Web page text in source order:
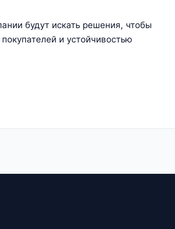
будут искать решения, чтобы
и устойчивостью